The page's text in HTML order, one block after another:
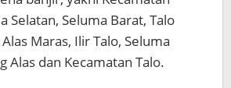
Selatan, Seluma Barat, Talo
Maras, Ilir Talo, Seluma
Alas dan Kecamatan Talo.